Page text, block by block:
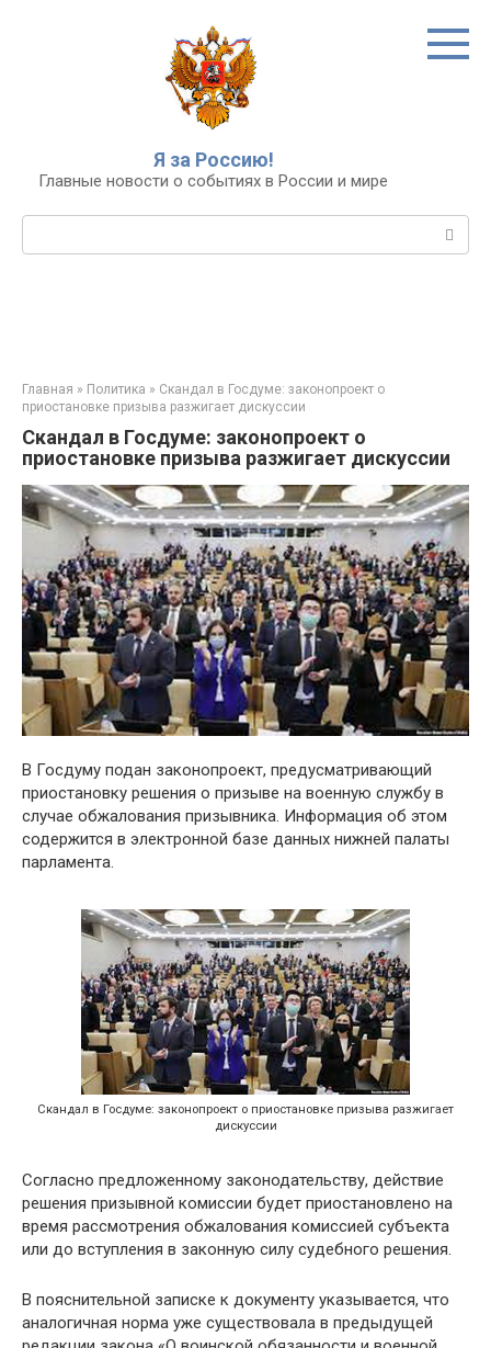
Я за Россию!
Главные новости о событиях в России и мире
Главная » Политика » Скандал в Госдуме: законопроект о
приостановке призыва разжигает дискуссии
Скандал в Госдуме: законопроект о
приостановке призыва разжигает дискуссии
В Госдуму подан законопроект, предусматривающий
приостановку решения о призыве на военную службу в
случае обжалования призывника. Информация об этом
содержится в электронной базе данных нижней палаты
парламента.
Скандал в Госдуме: законопроект о приостановке призыва разжигает
дискуссии
Согласно предложенному законодательству, действие
решения призывной комиссии будет приостановлено на
время рассмотрения обжалования комиссией субъекта
или до вступления в законную силу судебного решения.
В пояснительной записке к документу указывается, что
аналогичная норма уже существовала в предыдущей